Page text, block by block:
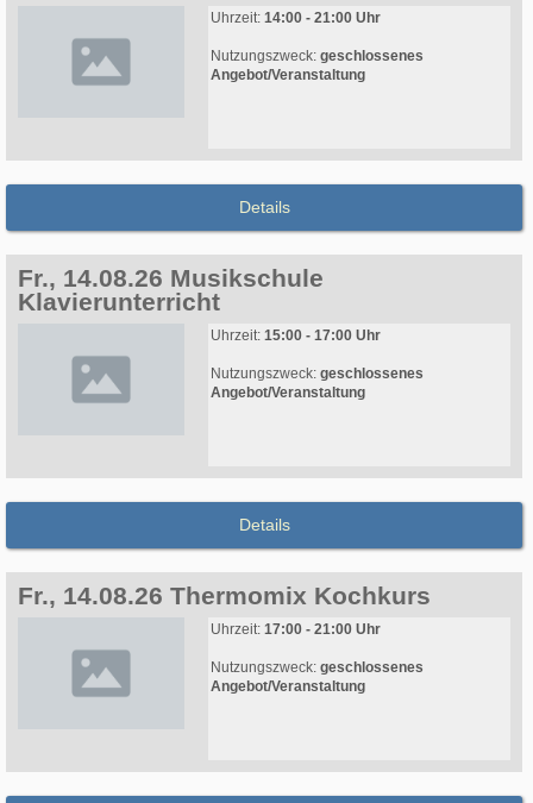
Uhrzeit: 14:00 - 21:00 Uhr
Nutzungszweck: geschlossenes
Angebot/Veranstaltung
Details
Fr., 14.08.26 Musikschule
Klavierunterricht
Uhrzeit: 15:00 - 17:00 Uhr
Nutzungszweck: geschlossenes
Angebot/Veranstaltung
Details
Fr., 14.08.26 Thermomix Kochkurs
Uhrzeit: 17:00 - 21:00 Uhr
Nutzungszweck: geschlossenes
Angebot/Veranstaltung